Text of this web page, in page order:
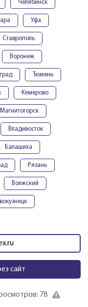
Челябинск
Уфа
Ставрополь
Воронеж
Тюмень
Кемерово
Магнитогорск
Владивосток
Балашиха
Рязань
Волжский
сайт
78